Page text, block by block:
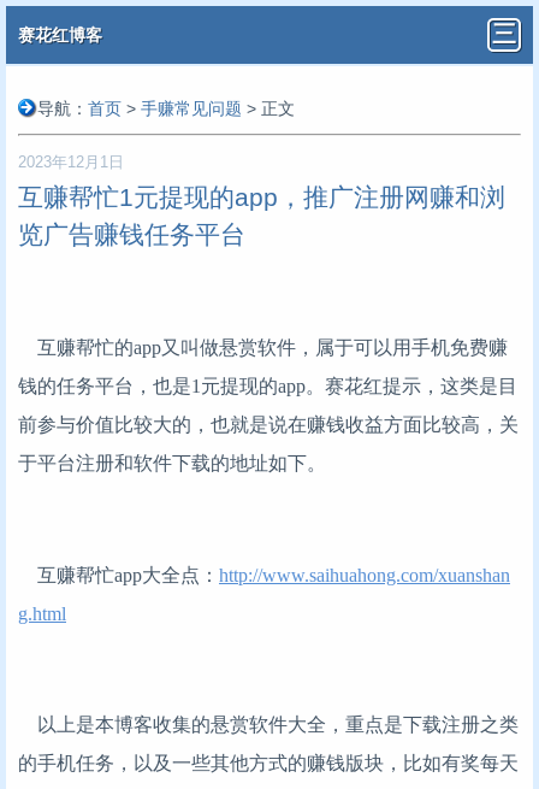
赛花红博客
导航： 首页 > 手赚常见问题 > 正文
2023年12月1日
互赚帮忙1元提现的app，推广注册网赚和浏
览广告赚钱任务平台
互赚帮忙的app又叫做悬赏软件，属于可以用手机免费赚
钱的任务平台，也是1元提现的app。赛花红提示，这类是目
前参与价值比较大的，也就是说在赚钱收益方面比较高，关
于平台注册和软件下载的地址如下。
互赚帮忙app大全点： http://www.saihuahong.com/xuanshan
g.html
以上是本博客收集的悬赏软件大全，重点是下载注册之类
的手机任务，以及一些其他方式的赚钱版块，比如有奖每天